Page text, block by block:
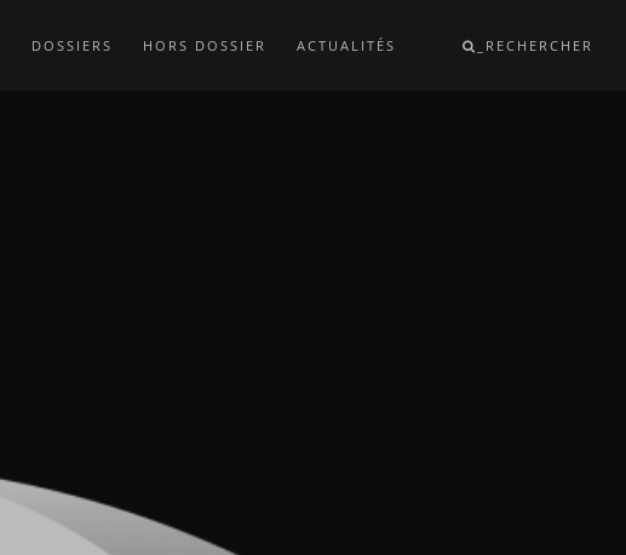
DOSSIERS HORS DOSSIER ACTUALITÉS _RECHERCHER